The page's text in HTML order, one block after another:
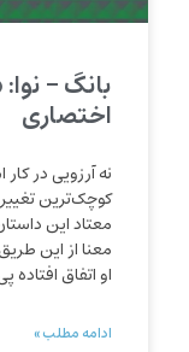
بانگ –
اختصاری
نه آرزویی در
کوچک‌ترین
معتاد این
معنا از این
او اتفاق افتاده
ادامه مطلب »